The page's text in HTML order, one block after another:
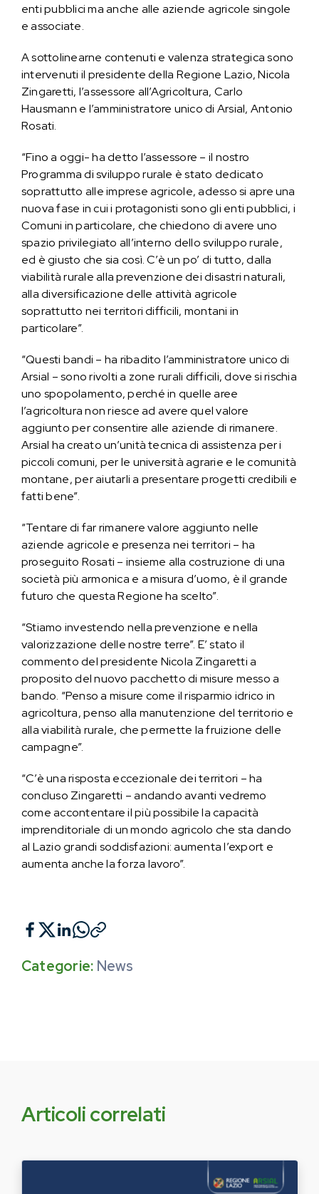
enti pubblici ma anche alle aziende agricole singole
e associate.
A sottolinearne contenuti e valenza strategica sono
intervenuti il presidente della Regione Lazio, Nicola
Zingaretti, l’assessore all’Agricoltura, Carlo
Hausmann e l’amministratore unico di Arsial, Antonio
Rosati.
“Fino a oggi- ha detto l’assessore – il nostro
Programma di sviluppo rurale è stato dedicato
soprattutto alle imprese agricole, adesso si apre una
nuova fase in cui i protagonisti sono gli enti pubblici, i
Comuni in particolare, che chiedono di avere uno
spazio privilegiato all’interno dello sviluppo rurale,
ed è giusto che sia così. C’è un po’ di tutto, dalla
viabilità rurale alla prevenzione dei disastri naturali,
alla diversificazione delle attività agricole
soprattutto nei territori difficili, montani in
particolare”.
“Questi bandi – ha ribadito l’amministratore unico di
Arsial – sono rivolti a zone rurali difficili, dove si rischia
uno spopolamento, perché in quelle aree
l’agricoltura non riesce ad avere quel valore
aggiunto per consentire alle aziende di rimanere.
Arsial ha creato un’unità tecnica di assistenza per i
piccoli comuni, per le università agrarie e le comunità
montane, per aiutarli a presentare progetti credibili e
fatti bene”.
“Tentare di far rimanere valore aggiunto nelle
aziende agricole e presenza nei territori – ha
proseguito Rosati – insieme alla costruzione di una
società più armonica e a misura d’uomo, è il grande
futuro che questa Regione ha scelto”.
“Stiamo investendo nella prevenzione e nella
valorizzazione delle nostre terre”. E’ stato il
commento del presidente Nicola Zingaretti a
proposito del nuovo pacchetto di misure messo a
bando. “Penso a misure come il risparmio idrico in
agricoltura, penso alla manutenzione del territorio e
alla viabilità rurale, che permette la fruizione delle
campagne”.
“C’è una risposta eccezionale dei territori – ha
concluso Zingaretti – andando avanti vedremo
come accontentare il più possibile la capacità
imprenditoriale di un mondo agricolo che sta dando
al Lazio grandi soddisfazioni: aumenta l’export e
aumenta anche la forza lavoro”.
Categorie: News
Articoli correlati